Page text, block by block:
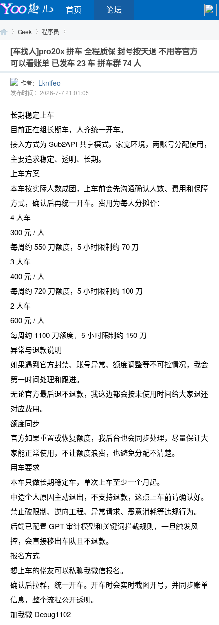
首页 论坛
Yo›
Geek
›
程序员
›
[车找人]pro20x 拼车 全程质保 封号按天退 不用等官方
可以看账单 已发车 23 车 拼车群 74 人
作者： Lknifeo
发布时间：2026-7-7 21:01:05
长期稳定上车
目前正在组长期车，人齐统一开车。
接入方式为 Sub2API 共享模式，家宽环境，两账号分配使用，
主要追求稳定、透明、长期。
上车方案
本车按实际人数成团，上车前会先沟通确认人数、费用和保障
方式，确认后再统一开车。费用为每人分摊价：
4 人车
300 元 / 人
每周约 550 刀额度，5 小时限制约 70 刀
3 人车
400 元 / 人
每周约 720 刀额度，5 小时限制约 100 刀
2 人车
600 元 / 人
每周约 1100 刀额度，5 小时限制约 150 刀
异常与退款说明
如果遇到官方封禁、账号异常、额度调整等不可控情况，我会
第一时间处理和跟进。
无论官方最后退不退款，我这边都会按未使用时间给大家退还
对应费用。
额度同步
官方如果重置或恢复额度，我后台也会同步处理，尽量保证大
家能正常使用，不让额度浪费，也避免分配不清楚。
用车要求
本车只做长期稳定车，单次上车至少一个月起。
中途个人原因主动退出，不支持退款，这点上车前请确认好。
禁止破限制、逆向工程、异常请求、恶意消耗等违规行为。
后端已配置 GPT 审计模型和关键词拦截规则，一旦触发风
控，会直接移出车队且不退款。
报名方式
想上车的佬友可以私聊我微信报名。
确认后拉群，统一开车。开车时会实时截图开号，并同步账单
信息，整个流程公开透明。
加我微 Debug1102